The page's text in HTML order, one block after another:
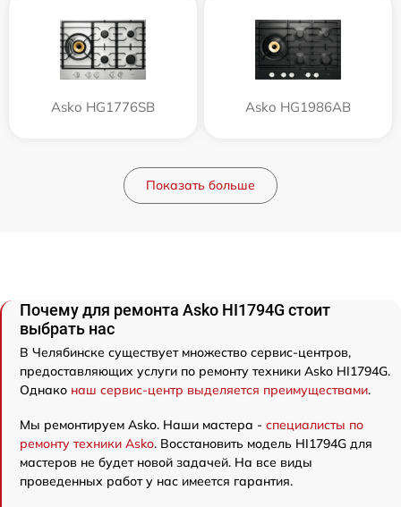
Asko HG1776SB Asko HG1986AB
Показать больше
Почему для ремонта Asko HI1794G стоит
выбрать нас
В Челябинске существует множество сервис-центров,
предоставляющих услуги по ремонту техники Asko HI1794G.
Однако наш сервис-центр выделяется преимуществами.
Мы ремонтируем Asko. Наши мастера - специалисты по
ремонту техники Asko. Восстановить модель HI1794G для
мастеров не будет новой задачей. На все виды
проведенных работ у нас имеется гарантия.